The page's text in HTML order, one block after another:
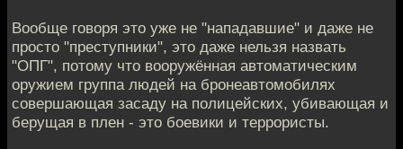
Вообще говоря это уже не "нападавшие" и даже не
просто "преступники", это даже нельзя назвать
"ОПГ", потому что вооружённая автоматическим
оружием группа людей на бронеавтомобилях
совершающая засаду на полицейских, убивающая и
берущая в плен - это боевики и террористы.